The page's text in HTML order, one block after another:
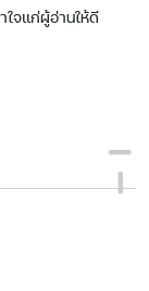
ใจแก่ผู้อ่านให้ดี